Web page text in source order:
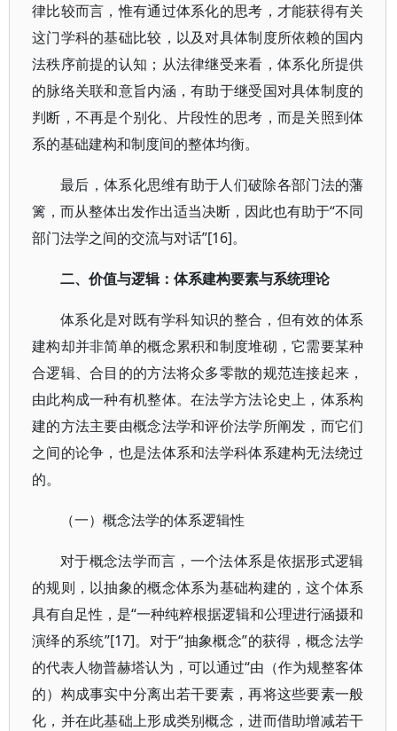
律比较而言，惟有通过体系化的思考，才能获得有关
这门学科的基础比较，以及对具体制度所依赖的国内
法秩序前提的认知；从法律继受来看，体系化所提供
的脉络关联和意旨内涵，有助于继受国对具体制度的
判断，不再是个别化、片段性的思考，而是关照到体
系的基础建构和制度间的整体均衡。
最后，体系化思维有助于人们破除各部门法的藩
篱，而从整体出发作出适当决断，因此也有助于“不同
部门法学之间的交流与对话”[16]。
二、价值与逻辑：体系建构要素与系统理论
体系化是对既有学科知识的整合，但有效的体系
建构却并非简单的概念累积和制度堆砌，它需要某种
合逻辑、合目的的方法将众多零散的规范连接起来，
由此构成一种有机整体。在法学方法论史上，体系构
建的方法主要由概念法学和评价法学所阐发，而它们
之间的论争，也是法体系和法学科体系建构无法绕过
的。
（一）概念法学的体系逻辑性
对于概念法学而言，一个法体系是依据形式逻辑
的规则，以抽象的概念体系为基础构建的，这个体系
具有自足性，是“一种纯粹根据逻辑和公理进行涵摄和
演绎的系统”[17]。对于“抽象概念”的获得，概念法学
的代表人物普赫塔认为，可以通过“由（作为规整客体
的）构成事实中分离出若干要素，再将这些要素一般
化，并在此基础上形成类别概念，进而借助增减若干